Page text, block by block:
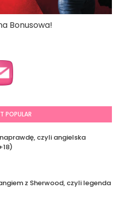
Bonusowa!
POPULAR
czyli angielska
z Sherwood, czyli legenda